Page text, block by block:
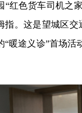
“红色货车司机之
指。这是望城区
“暖途义诊”首场活